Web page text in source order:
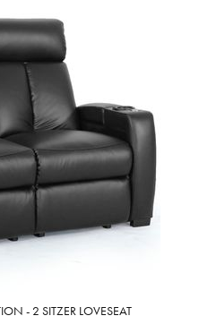
- 2 SITZER LOVESEAT